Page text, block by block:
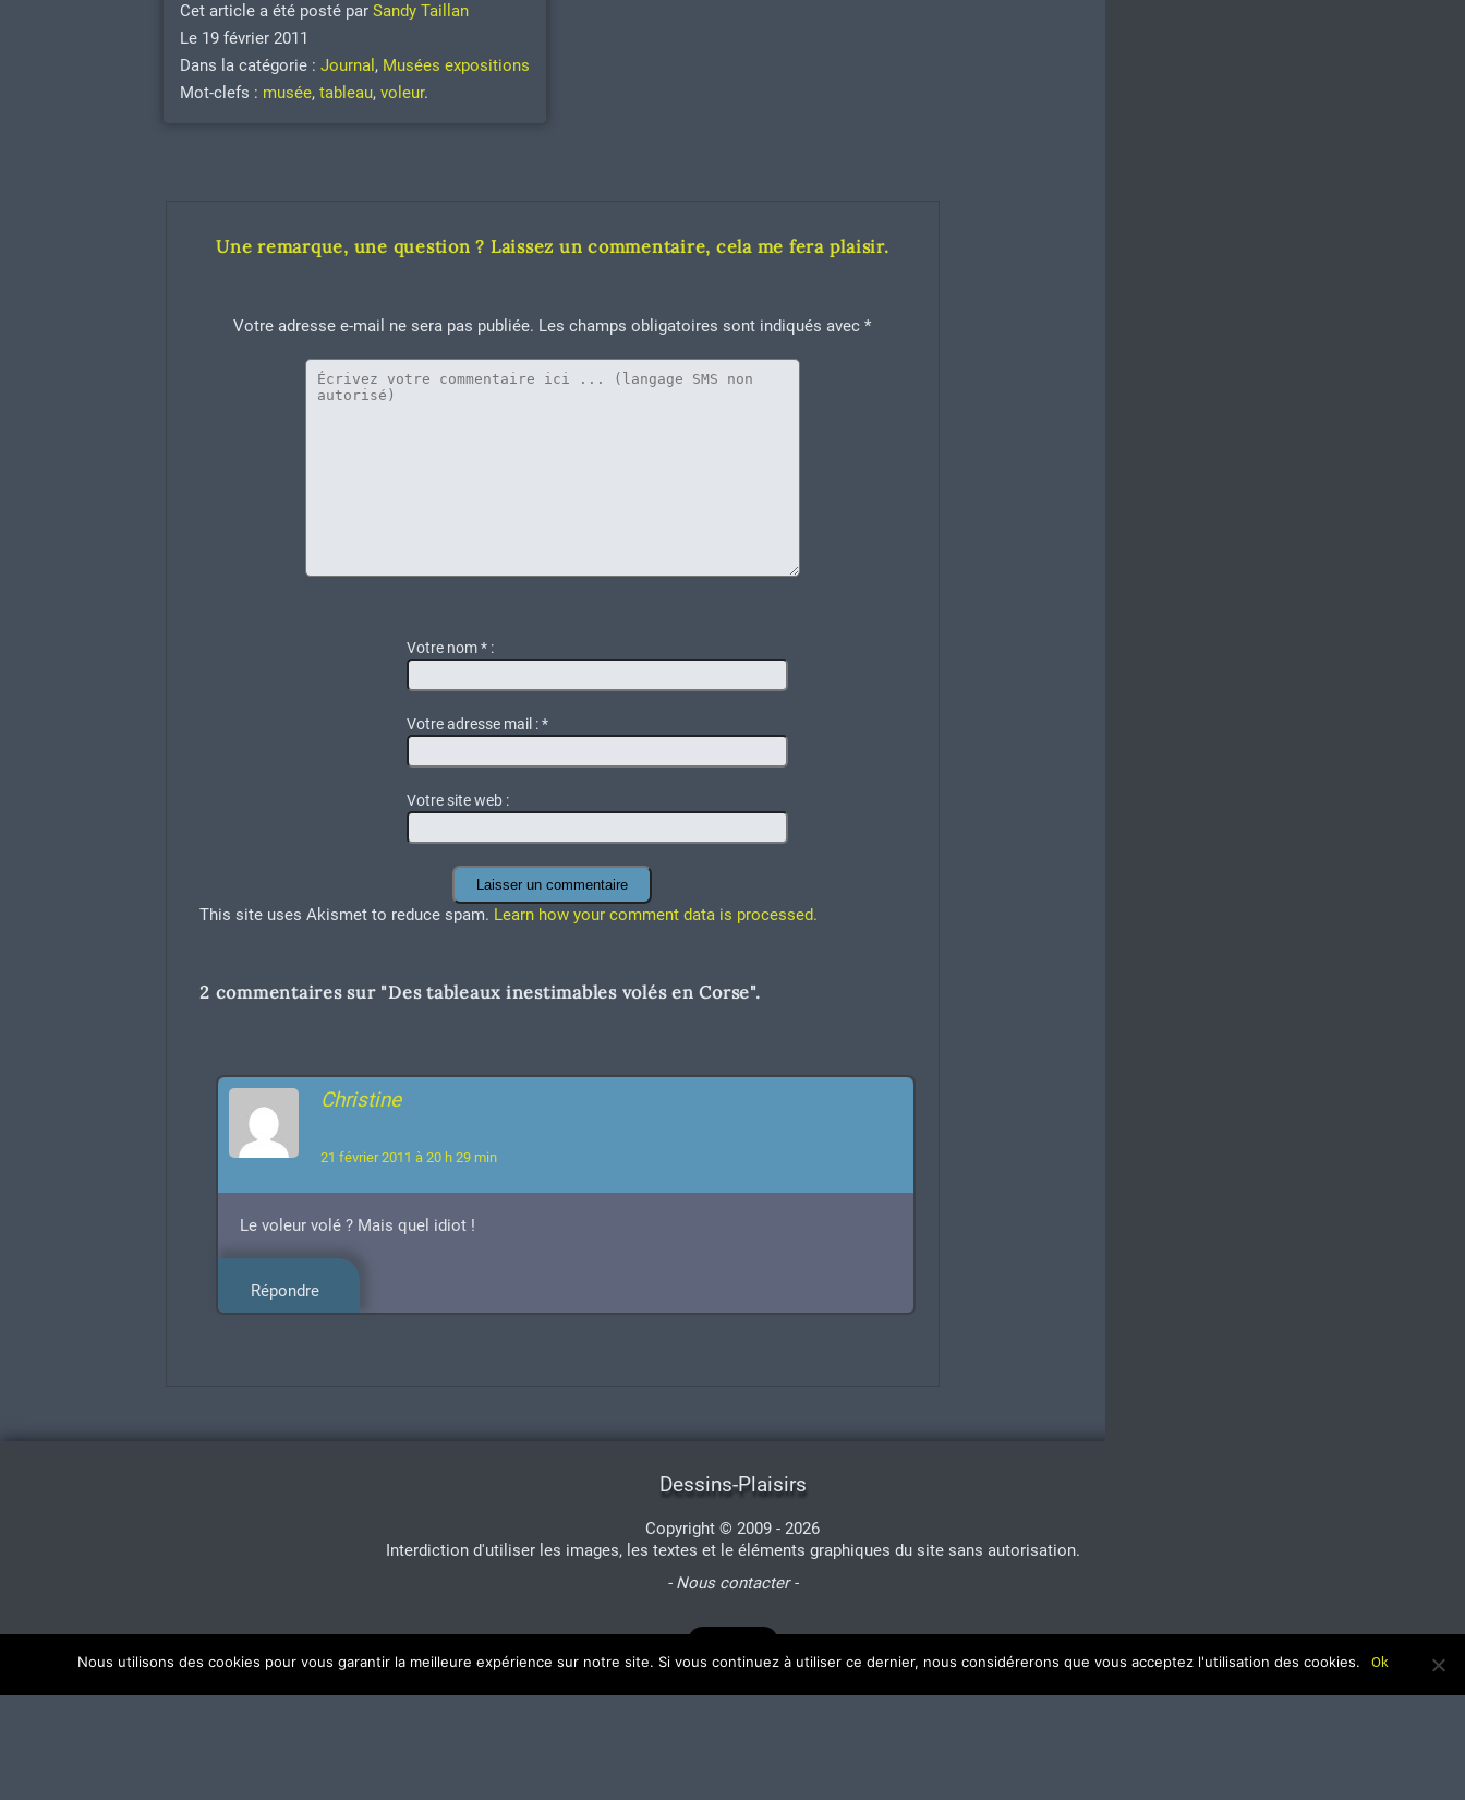
Cet article a été posté par Sandy Taillan
Le 19 février 2011
Dans la catégorie : Journal , Musées expositions
Mot-clefs : musée, tableau, voleur.
Une remarque, une question ? Laissez un commentaire, cela me fera plaisir.
Votre adresse e-mail ne sera pas publiée. Les champs obligatoires sont indiqués avec*
Votre nom*:
Votre adresse mail :*
Votre site web :
This site uses Akismet to reduce spam. Learn how your comment data is processed.
2 commentaires sur "Des tableaux inestimables volés en Corse".
Christine
21 février 2011 à 20 h 29 min
Le voleur volé ? Mais quel idiot !
Répondre
Dessins-Plaisirs
Copyright © 2009 - 2026
Interdiction d'utiliser les images, les textes et le éléments graphiques du site sans autorisation.
- Nous contacter -
Nous utilisons des cookies pour vous garantir la meilleure expérience sur notre site. Si vous continuez à utiliser ce dernier, nous considérerons que vous acceptez l'utilisation des cookies. Ok